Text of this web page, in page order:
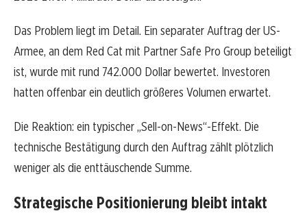
Das Problem liegt im Detail. Ein separater Auftrag der US-
Armee, an dem Red Cat mit Partner Safe Pro Group beteiligt
ist, wurde mit rund 742.000 Dollar bewertet. Investoren
hatten offenbar ein deutlich größeres Volumen erwartet.
Die Reaktion: ein typischer „Sell-on-News“-Effekt. Die
technische Bestätigung durch den Auftrag zählt plötzlich
weniger als die enttäuschende Summe.
Strategische Positionierung bleibt intakt